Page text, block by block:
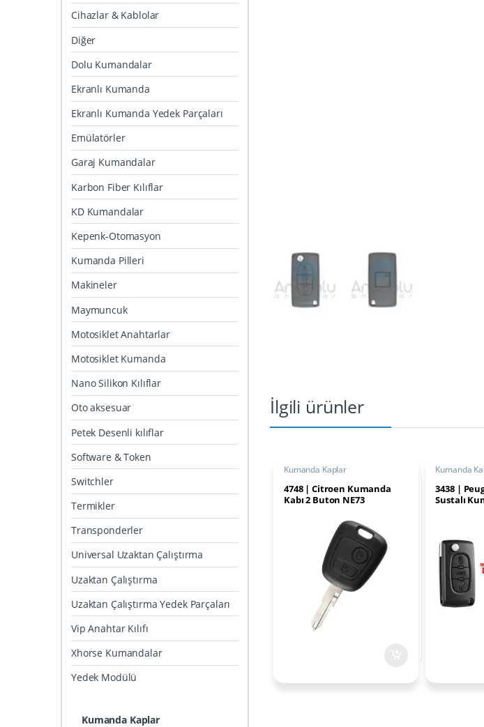
İlgili ürünler
Kumanda Kaplar
4748 | Citroen Kumanda
Kabı 2 Buton NE73
Kumanda
3438 |
Sustalı
Cihazlar & Kablolar
Diğer
Dolu Kumandalar
Ekranlı Kumanda
Ekranlı Kumanda Yedek Parçaları
Emülatörler
Garaj Kumandalar
Karbon Fiber Kılıflar
KD Kumandalar
Kepenk-Otomasyon
Kumanda Pilleri
Makineler
Maymuncuk
Motosiklet Anahtarlar
Motosiklet Kumanda
Nano Silikon Kılıflar
Oto aksesuar
Petek Desenli kılıflar
Software & Token
Switchler
Termikler
Transponderler
Universal Uzaktan Çalıştırma
Uzaktan Çalıştırma
Uzaktan Çalıştırma Yedek Parçaları
Vip Anahtar Kılıfı
Xhorse Kumandalar
Yedek Modülü
Kumanda Kaplar